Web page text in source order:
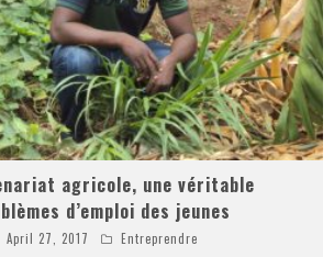
agricole, une véritable
d’emploi des jeunes
April 27, 2017 Entreprendre